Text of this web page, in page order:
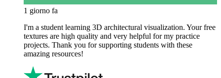
1 giorno fa
I'm a student learning 3D architectural visualization. Your free
textures are high quality and very helpful for my practice
projects. Thank you for supporting students with these
amazing resources!